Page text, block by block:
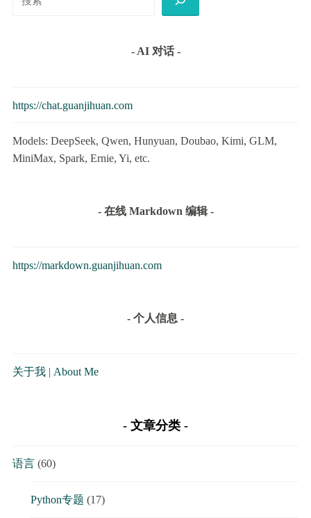
- AI 对话 -
https://chat.guanjihuan.com
Models: DeepSeek, Qwen, Hunyuan, Doubao, Kimi, GLM,
MiniMax, Spark, Ernie, Yi, etc.
- 在线 Markdown 编辑 -
https://markdown.guanjihuan.com
- 个人信息 -
关于我| About Me
文章分类
语言(60)
Python专题 (17)